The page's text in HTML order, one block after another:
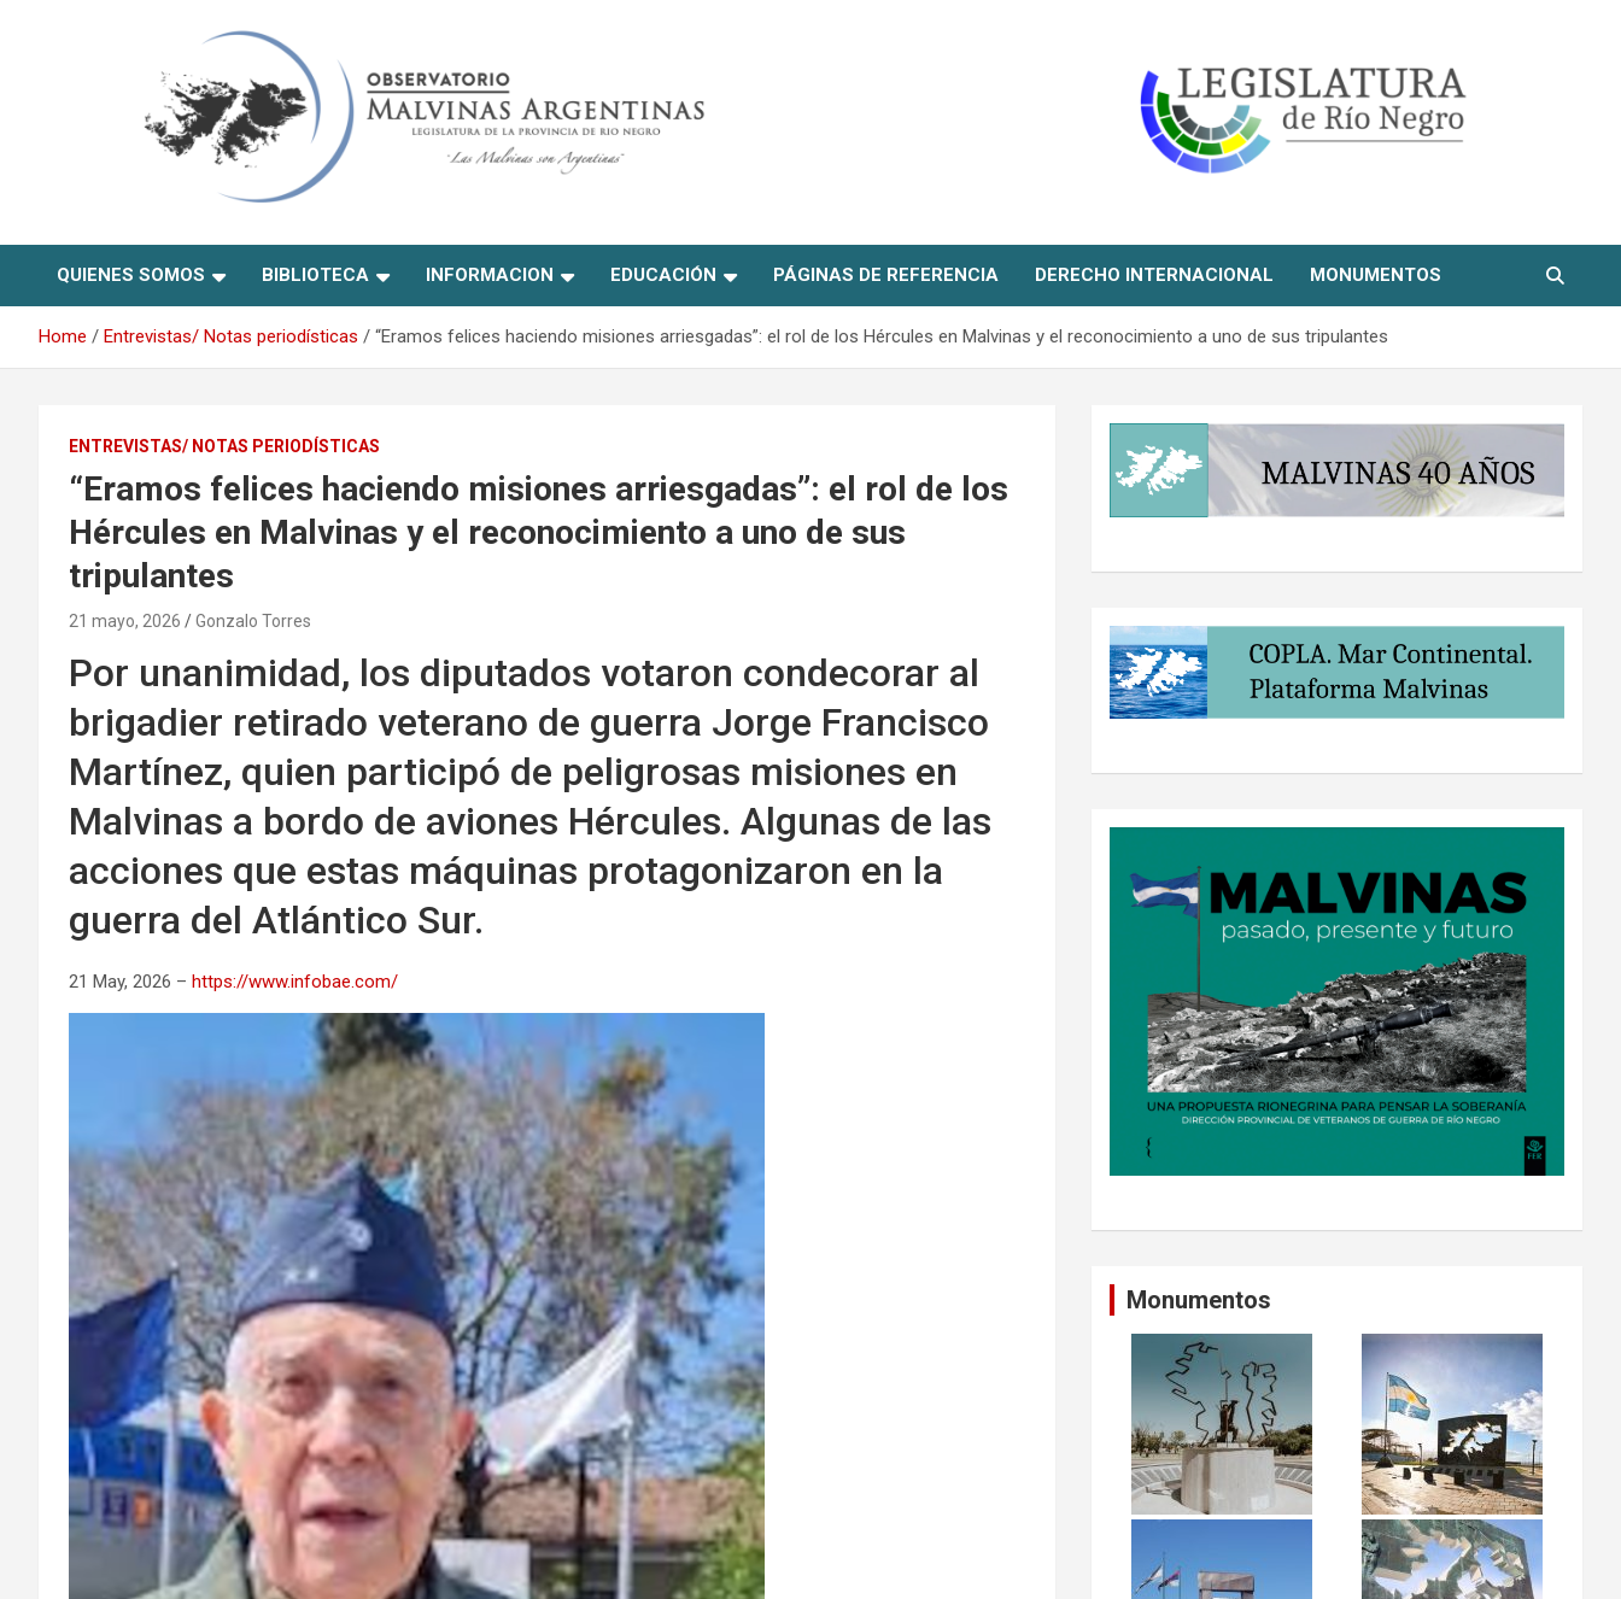
Observatorio Malvinas –
Río Negro
QUIENES SOMOS BIBLIOTECA INFORMACION EDUCACIÓN PÁGINAS DE REFERENCIA DERECHO INTERNACIONAL MONUMENTOS
Home Entrevistas/ Notas periodísticas “Eramos felices haciendo misiones arriesgadas”: el rol de los Hércules en Malvinas y el reconocimiento a uno de sus tripulantes
ENTREVISTAS/ NOTAS PERIODÍSTICAS
“Eramos felices haciendo misiones arriesgadas”: el rol de los
Hércules en Malvinas y el reconocimiento a uno de sus
tripulantes
21 mayo, 2026 Gonzalo Torres
Por unanimidad, los diputados votaron condecorar al
brigadier retirado veterano de guerra Jorge Francisco
Martínez, quien participó de peligrosas misiones en
Malvinas a bordo de aviones Hércules. Algunas de las
acciones que estas máquinas protagonizaron en la
guerra del Atlántico Sur.
21 May, 2026 – https://www.infobae.com/
Monumentos